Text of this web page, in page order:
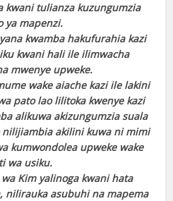
kwani tulianza kuzungumzia
ya mapenzi.
kwamba hakufurahia kazi
kwani hali ile ilimwacha
mwenye upweke.
wake aiache kazi ile lakini
pato lao lilitoka kwenye kazi
alikuwa akizungumzia suala
akilini kuwa ni mimi
kumwondolea upweke wake
wa usiku.
Kim yalinoga kwani hata
nilirauka asubuhi na mapema